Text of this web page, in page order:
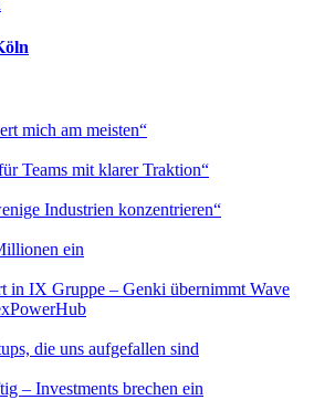
mich am meisten“
Teams mit klarer Traktion“
Industrien konzentrieren“
ein
in IX Gruppe – Genki übernimmt Wave
die uns aufgefallen sind
– Investments brechen ein